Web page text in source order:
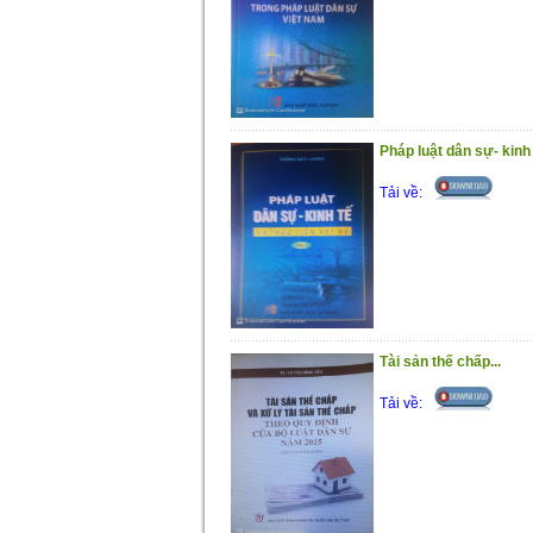
Pháp luật dân sự- kinh
Tải về:
Tài sản thế chấp...
Tải về: